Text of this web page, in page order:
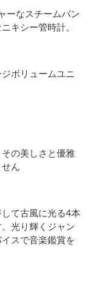
ーなスチームパン
キシー管時計。
ボリュームユニ
の美しさと優雅
ん
て古風に光る4本
光り輝くジャン
スで音楽鑑賞を